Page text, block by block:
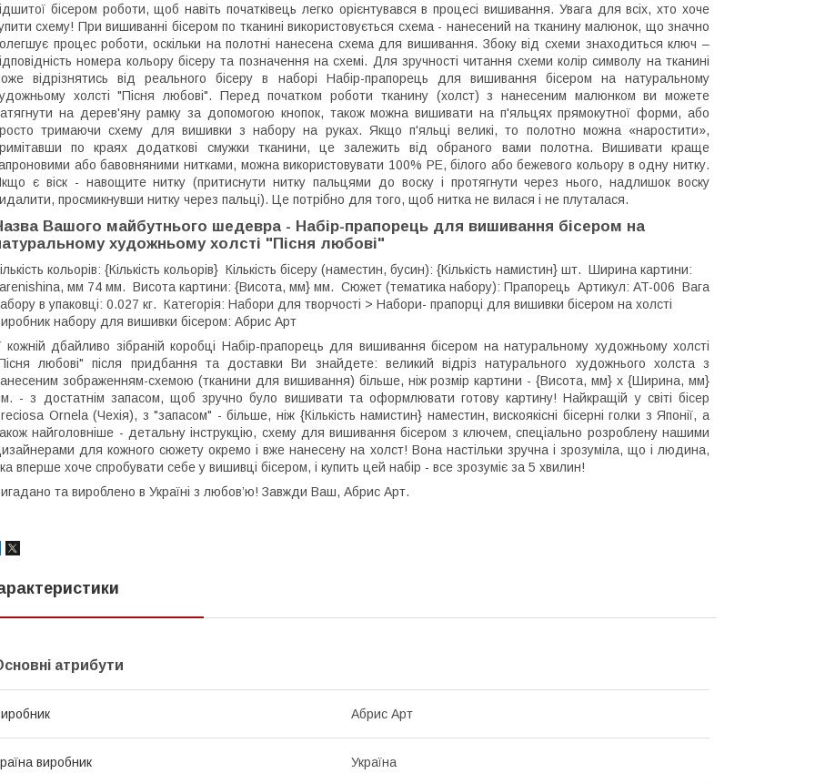
бісером роботи, щоб навіть початківець легко орієнтувався в процесі вишивання. Увага для всіх, хто хоче
схему! При вишиванні бісером по тканині використовується схема - нанесений на тканину малюнок, що значно
процес роботи, оскільки на полотні нанесена схема для вишивання. Збоку від схеми знаходиться ключ –
номера кольору бісеру та позначення на схемі. Для зручності читання схеми колір символу на тканині
відрізнятись від реального бісеру в наборі Набір-прапорець для вишивання бісером на натуральному
холсті "Пісня любові". Перед початком роботи тканину (холст) з нанесеним малюнком ви можете
на дерев'яну рамку за допомогою кнопок, також можна вишивати на п'яльцях прямокутної форми, або
тримаючи схему для вишивки з набору на руках. Якщо п'яльці великі, то полотно можна «наростити»,
по краях додаткові смужки тканини, це залежить від обраного вами полотна. Вишивати краще
або бавовняними нитками, можна використовувати 100% РЕ, білого або бежевого кольору в одну нитку.
є віск - навощите нитку (притиснути нитку пальцями до воску і протягнути через нього, надлишок воску
просмикнувши нитку через пальці). Це потрібно для того, щоб нитка не вилася і не плуталася.
Вашого майбутнього шедевра - Набір-прапорець для вишивання бісером на
художньому холсті "Пісня любові"
кольорів: {Кількість кольорів} Кількість бісеру (наместин, бусин): {Кількість намистин} шт. Ширина картини:
мм 74 мм. Висота картини: {Висота, мм} мм. Сюжет (тематика набору): Прапорець Артикул: AT-006 Вага
в упаковці: 0.027 кг. Категорія: Набори для творчості > Набори- прапорці для вишивки бісером на холсті
набору для вишивки бісером: Абрис Арт
кожній дбайливо зібраній коробці Набір-прапорець для вишивання бісером на натуральному художньому холсті
любові" після придбання та доставки Ви знайдете: великий відріз натурального художнього холста з
зображенням-схемою (тканини для вишивання) більше, ніж розмір картини - {Висота, мм} х {Ширина, мм}
- з достатнім запасом, щоб зручно було вишивати та оформлювати готову картину! Найкращій у світі бісер
Ornela (Чехія), з "запасом" - більше, ніж {Кількість намистин} наместин, вискоякісні бісерні голки з Японії, а
найголовніше - детальну інструкцію, схему для вишивання бісером з ключем, спеціально розроблену нашими
для кожного сюжету окремо і вже нанесену на холст! Вона настільки зручна і зрозуміла, що і людина,
вперше хоче спробувати себе у вишивці бісером, і купить цей набір - все зрозуміє за 5 хвилин!
та вироблено в Україні з любов’ю! Завжди Ваш, Абрис Арт.
атрибути
Абрис Арт
виробник Україна